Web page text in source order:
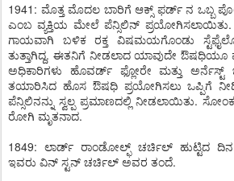
1941: ಮೊತ್ತ ಮೊದಲ ಬಾರಿಗೆ ಆಕ್ಸ್ ಫರ್ಡ್ ನ ಒಬ್ಬ
ಎಂಬ ವ್ಯಕ್ತಿಯ ಮೇಲೆ ಪೆನ್ಸಿಲಿನ್ ಪ್ರಯೋಗಿಸಲಾಯಿತು.
ಗಾಯವಾಗಿ ಬಳಿಕ ರಕ್ತ ವಿಷಮಯಗೊಂಡು
ತುತ್ತಾಗಿದ್ದ. ಈತನಿಗೆ ನೀಡಲಾದ ಯಾವುದೇ ಔಷಧಿಯೂ
ಅಧಿಕಾರಿಗಳು ಹೊವರ್ಡ್ ಫ್ಲೋರೇ ಮತ್ತು ಅರ್ನೆಸ್ಟ್
ತಯಾರಿಸಿದ ಹೊಸ ಔಷಧಿ ಪ್ರಯೋಗಿಸಲು ಒಪ್ಪಿಗೆ
ಪೆನ್ಸಿಲಿನನ್ನು ಸ್ವಲ್ಪ ಪ್ರಮಾಣದಲ್ಲಿ ನೀಡಲಾಯಿತು.
ರೋಗಿ ಮೃತನಾದ.
1849: ಲಾರ್ಡ್ ರಾಂಡೋಲ್ಫ್ ಚರ್ಚಿಲ್ ಹುಟ್ಟಿದ
ಇವರು ವಿನ್ ಸ್ಟನ್ ಚರ್ಚಿಲ್ ಅವರ ತಂದೆ.